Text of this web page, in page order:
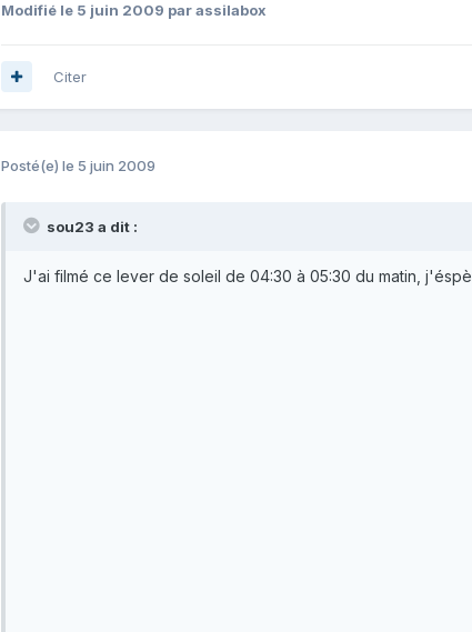
Modifié le 5 juin 2009 par assilabox
Citer
Posté(e) le 5 juin 2009
sou23 a dit :
J'ai filmé ce lever de soleil de 04:30 à 05:30 du matin,